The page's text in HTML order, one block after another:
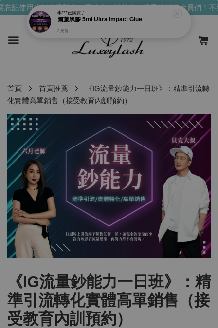
記使用你們的發財金！買越多，送越多！親愛的消費會員們！不
首頁 › 首頁推薦 ›
《IG流量鈔能力一日班》：精準引流轉
化實體高單銷售（接受教育內訓預約）
《IG流量鈔能力一日班》：精
準引流轉化實體高單銷售（接
受教育內訓預約）